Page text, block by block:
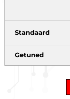
Standaard
Getuned